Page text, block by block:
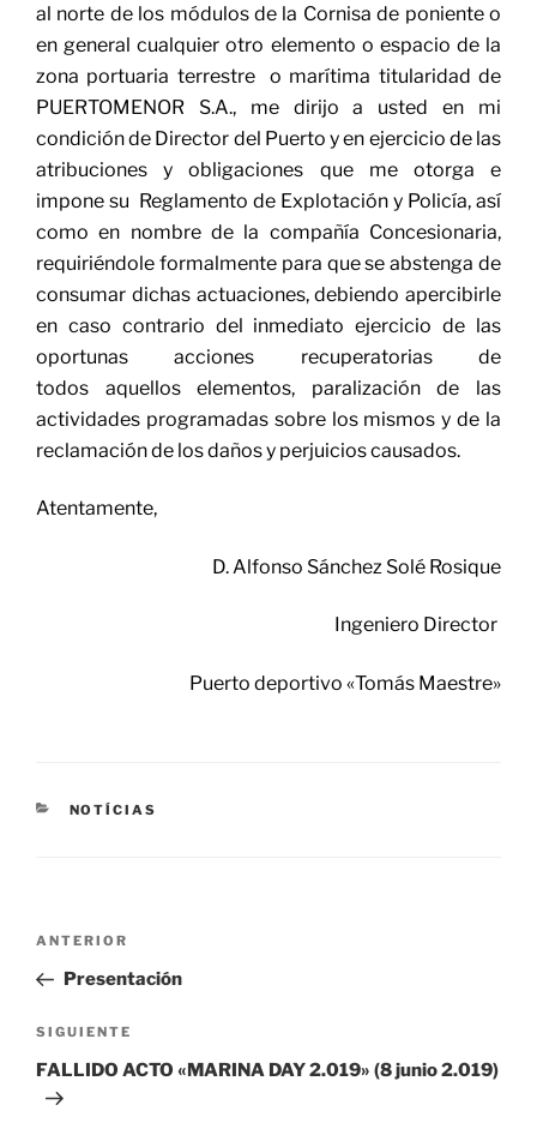
al norte de los módulos de la Cornisa de poniente o
en general cualquier otro elemento o espacio de la
zona portuaria terrestre o marítima titularidad de
PUERTOMENOR S.A., me dirijo a usted en mi
condición de Director del Puerto y en ejercicio de las
atribuciones y obligaciones que me otorga e
impone su Reglamento de Explotación y Policía, así
como en nombre de la compañía Concesionaria,
requiriéndole formalmente para que se abstenga de
consumar dichas actuaciones, debiendo apercibirle
en caso contrario del inmediato ejercicio de las
oportunas acciones recuperatorias de
todos aquellos elementos, paralización de las
actividades programadas sobre los mismos y de la
reclamación de los daños y perjuicios causados.
Atentamente,
D. Alfonso Sánchez Solé Rosique
Ingeniero Director
Puerto deportivo «Tomás Maestre»
CATEGORÍAS
NOTÍCIAS
Navegación
entradas
Entrada
anterior:
ANTERIOR
Presentación
Siguiente
entrada
SIGUIENTE
FALLIDO ACTO «MARINA DAY 2.019» (8 junio 2.019)